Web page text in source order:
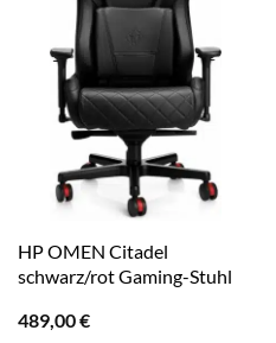
HP OMEN Citadel
schwarz/rot Gaming-Stuhl
489,00€